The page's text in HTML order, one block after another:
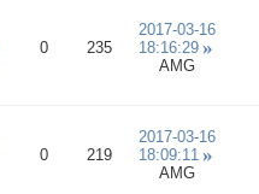
0 235
2017-03-16
18:16:29
AMG
0 219
2017-03-16
18:09:11
AMG